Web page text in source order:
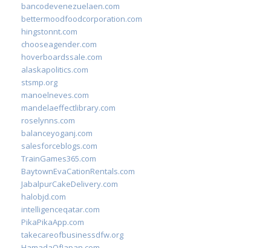
bancodevenezuelaen.com
bettermoodfoodcorporation.com
hingstonnt.com
chooseagender.com
hoverboardssale.com
alaskapolitics.com
stsmp.org
manoelneves.com
mandelaeffectlibrary.com
roselynns.com
balanceyoganj.com
salesforceblogs.com
TrainGames365.com
BaytownEvaCationRentals.com
JabalpurCakeDelivery.com
halobjd.com
intelligenceqatar.com
PikaPikaApp.com
takecareofbusinessdfw.org